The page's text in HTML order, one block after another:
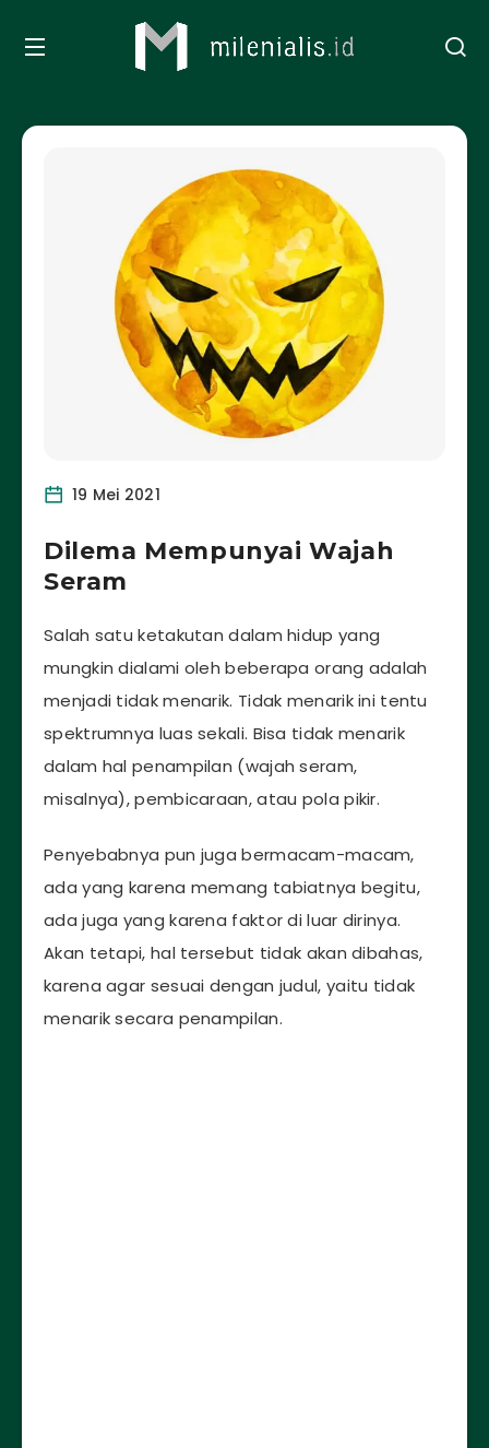
19 Mei 2021
Dilema Mempunyai Wajah
Seram
Salah satu ketakutan dalam hidup yang
mungkin dialami oleh beberapa orang adalah
menjadi tidak menarik. Tidak menarik ini tentu
spektrumnya luas sekali. Bisa tidak menarik
dalam hal penampilan (wajah seram,
misalnya), pembicaraan, atau pola pikir.
Penyebabnya pun juga bermacam-macam,
ada yang karena memang tabiatnya begitu,
ada juga yang karena faktor di luar dirinya.
Akan tetapi, hal tersebut tidak akan dibahas,
karena agar sesuai dengan judul, yaitu tidak
menarik secara penampilan.